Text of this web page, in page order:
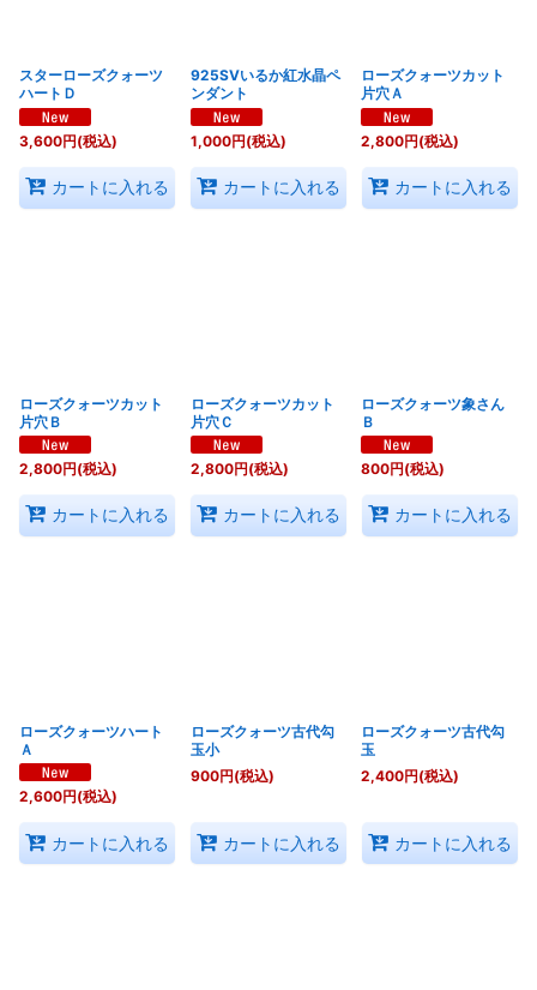
スターローズクォーツ
ハートＤ
3,600円(税込)
カートに入れる
925SVいるか紅水晶ペ
ンダント
1,000円(税込)
カートに入れる
ローズクォーツカット
片穴Ａ
2,800円(税込)
カートに入れる
ローズクォーツカット
片穴Ｂ
2,800円(税込)
カートに入れる
ローズクォーツカット
片穴Ｃ
2,800円(税込)
カートに入れる
ローズクォーツ象さん
Ｂ
800円(税込)
カートに入れる
ローズクォーツハート
Ａ
2,600円(税込)
カートに入れる
ローズクォーツ古代勾
玉小
900円(税込)
カートに入れる
ローズクォーツ古代勾
玉
2,400円(税込)
カートに入れる